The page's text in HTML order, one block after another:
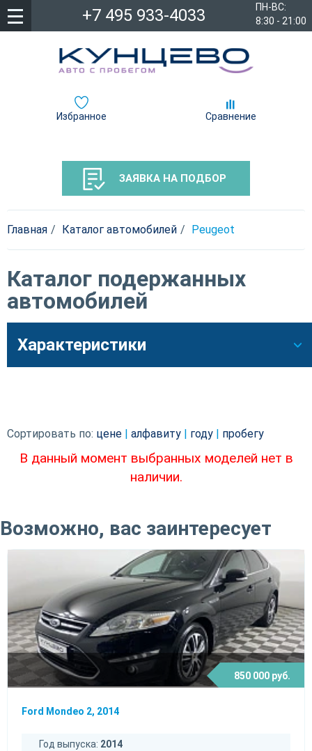
ПН-ВС:
8:30 - 21:00
+7 495 933-4033
Избранное Сравнение
ЗАЯВКА НА ПОДБОР
Главная Каталог автомобилей Peugeot
Каталог подержанных
автомобилей
Характеристики
Сортировать по: цене алфавиту году пробегу
В данный момент выбранных моделей нет в
наличии.
Возможно, вас заинтересует
850 000 руб.
Ford Mondeo 2, 2014
Год выпуска: 2014